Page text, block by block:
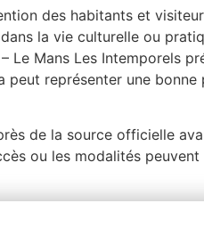
des habitants et
la vie culturelle ou
Le Mans Les Intemporels
peut représenter une
de la source officielle
ou les modalités